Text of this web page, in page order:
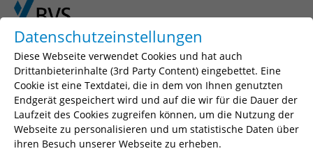
Skip to main content
Skip to page footer
Seminarsuche
Geben Sie einen Suchbegriff, Ihr gewünschtes
Seminar oder eine Seminarnummer ein.
Datenschutzeinstellungen
Diese Webseite verwendet Cookies und hat auch
Drittanbieterinhalte (3rd Party Content) eingebettet. Eine
Cookie ist eine Textdatei, die in dem von Ihnen genutzten
Endgerät gespeichert wird und auf die wir für die Dauer der
Laufzeit des Cookies zugreifen können, um die Nutzung der
Webseite zu personalisieren und um statistische Daten über
ihren Besuch unserer Webseite zu erheben.